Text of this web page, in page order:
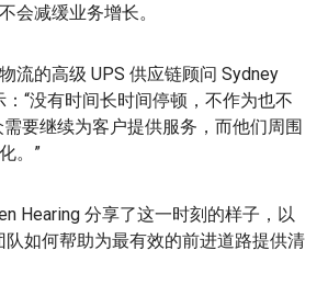
会减缓业务增长。
流的高级 UPS 供应链顾问 Sydney
“没有时间长时间停顿，不作为也不
需要继续为客户提供服务，而他们周围
。”
Hearing 分享了这一时刻的样子，以
队如何帮助为最有效的前进道路提供清